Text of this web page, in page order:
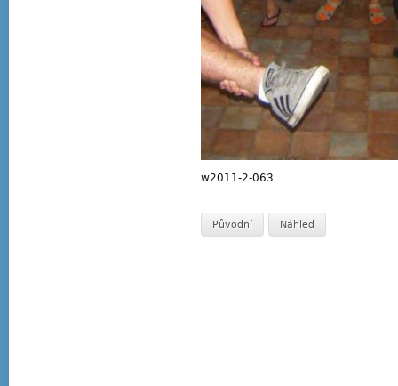
w2011-2-063
Původní Náhled